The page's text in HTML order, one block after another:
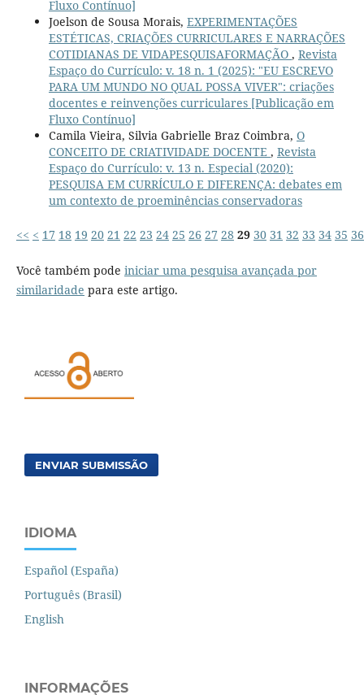
Fluxo Contínuo]
Joelson de Sousa Morais, EXPERIMENTAÇÕES
ESTÉTICAS, CRIAÇÕES CURRICULARES E NARRAÇÕES
COTIDIANAS DE VIDAPESQUISAFORMAÇÃO , Revista
Espaço do Currículo: v. 18 n. 1 (2025): "EU ESCREVO
PARA UM MUNDO NO QUAL POSSA VIVER": criações
docentes e reinvenções curriculares [Publicação em
Fluxo Contínuo]
Camila Vieira, Silvia Gabrielle Braz Coimbra, O
CONCEITO DE CRIATIVIDADE DOCENTE , Revista
Espaço do Currículo: v. 13 n. Especial (2020):
PESQUISA EM CURRÍCULO E DIFERENÇA: debates em
um contexto de proeminências conservadoras
<< < 17 18 19 20 21 22 23 24 25 26 27 28 29 30 31 32 33 34 35 36
Você também pode iniciar uma pesquisa avançada por
similaridade para este artigo.
ENVIAR SUBMISSÃO
IDIOMA
Español (España)
Português (Brasil)
English
INFORMAÇÕES